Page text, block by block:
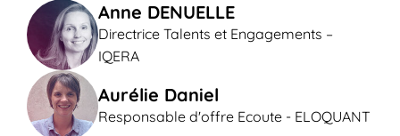
Anne DENUELLE
Directrice Talents et Engagements –
IQERA
Aurélie Daniel
Responsable d'offre Ecoute - ELOQUANT